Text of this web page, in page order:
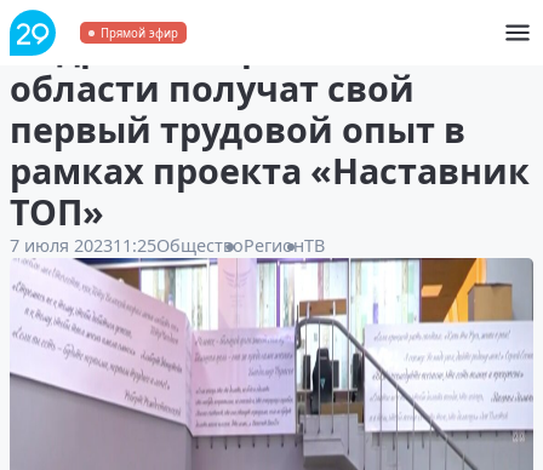
Прямой эфир
Подростки Архангельской
области получат свой
первый трудовой опыт в
рамках проекта «Наставник
ТОП»
7 июля 202311:25ОбществоРегионТВ